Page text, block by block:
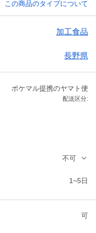
この商品のタイプについて
加工食品
長野県
ポケマル提携のヤマト便
配送区分:
不可
1~5日
可